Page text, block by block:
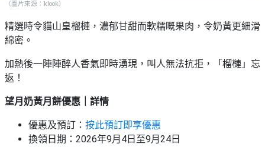
（圖片來源：klook）
精選時令貓山皇榴槤，濃郁甘甜而軟糯嘅果肉，令奶黃更細滑
綿密。
加熱後一陣陣醉人香氣即時湧現，叫人無法抗拒，「榴槤」忘
返！
望月奶黃月餅優惠｜詳情
優惠及預訂： 按此預訂即享優惠
換領日期：2026年9月4日至9月24日